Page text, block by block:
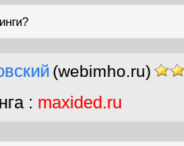
(webimho.ru)
: maxided.ru